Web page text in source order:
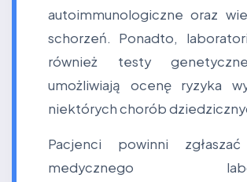
autoimmunologiczne oraz
schorzeń. Ponadto,
również testy
umożliwiają ocenę ryzyka
niektórych chorób
Pacjenci powinni
medycznego